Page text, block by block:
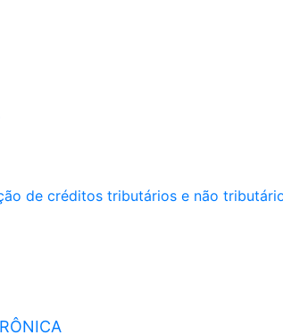
de créditos tributários e não